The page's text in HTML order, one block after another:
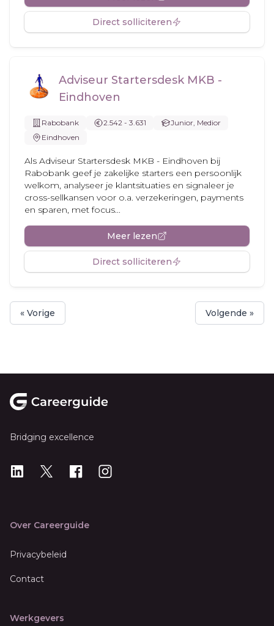
Direct solliciteren
Adviseur Startersdesk MKB -
Eindhoven
Rabobank 2.542 - 3.631
Junior, Medior
Eindhoven
Als Adviseur Startersdesk MKB - Eindhoven bij
Rabobank geef je zakelijke starters een persoonlijk
welkom, analyseer je klantsituaties en signaleer je
cross-sellkansen voor o.a. verzekeringen, payments
en sparen, met focus...
Meer lezen
Direct solliciteren
« Vorige Volgende »
Bridging excellence
LinkedIn
X Instagram
Over Careerguide
Privacybeleid
Contact
Werkgevers